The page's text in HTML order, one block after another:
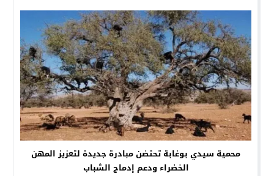
محمية سيدي بوغابة تحتضن مبادرة جديدة لتعزيز المهن
الخضراء ودعم إدماج الشباب